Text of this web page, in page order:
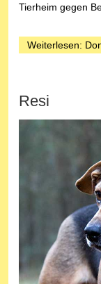
Tierheim gegen
Weiterlesen:
Resi